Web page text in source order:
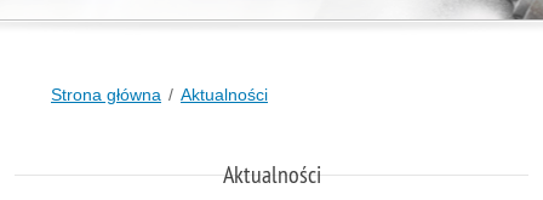
Strona główna Aktualności
Aktualności